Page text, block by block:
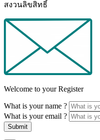
สงวนลิขสิทธิ์
Welcome to your Register
What is your name ?
What is your email ?